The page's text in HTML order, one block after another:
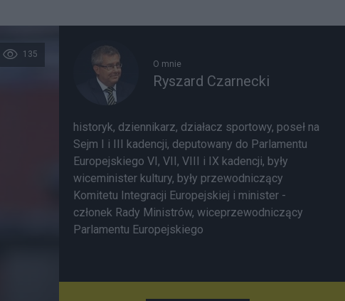
135
O mnie
Ryszard Czarnecki
historyk, dziennikarz, działacz sportowy, poseł na
Sejm I i III kadencji, deputowany do Parlamentu
Europejskiego VI, VII, VIII i IX kadencji, były
wiceminister kultury, były przewodniczący
Komitetu Integracji Europejskiej i minister -
członek Rady Ministrów, wiceprzewodniczący
Parlamentu Europejskiego